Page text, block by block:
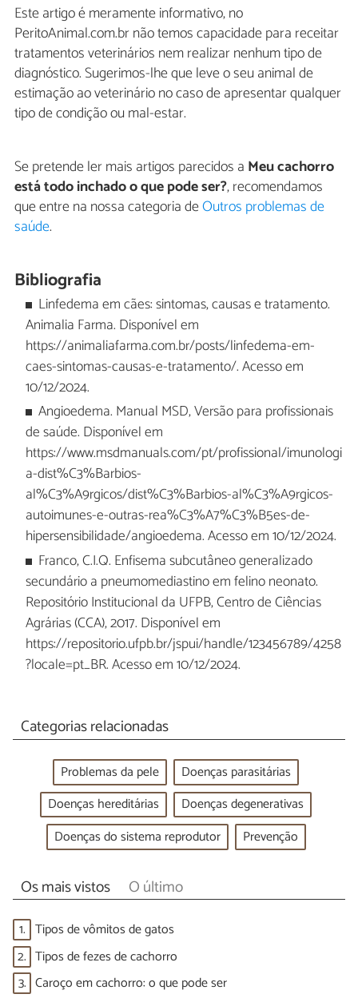
Este artigo é meramente informativo, no
PeritoAnimal.com.br não temos capacidade para receitar
tratamentos veterinários nem realizar nenhum tipo de
diagnóstico. Sugerimos-lhe que leve o seu animal de
estimação ao veterinário no caso de apresentar qualquer
tipo de condição ou mal-estar.
Se pretende ler mais artigos parecidos a Meu cachorro
está todo inchado o que pode ser?, recomendamos
que entre na nossa categoria deOutros problemas de
saúde.
Bibliografia
Linfedema em cães: sintomas, causas e tratamento.
Animalia Farma. Disponível em
https://animaliafarma.com.br/posts/linfedema-em-
caes-sintomas-causas-e-tratamento/. Acesso em
10/12/2024.
Angioedema. Manual MSD, Versão para profissionais
de saúde. Disponível em
https://www.msdmanuals.com/pt/profissional/imunologi
a-dist%C3%Barbios-
al%C3%A9rgicos/dist%C3%Barbios-al%C3%A9rgicos-
autoimunes-e-outras-rea%C3%A7%C3%B5es-de-
hipersensibilidade/angioedema. Acesso em 10/12/2024.
Franco, C.I.Q. Enfisema subcutâneo generalizado
secundário a pneumomediastino em felino neonato.
Repositório Institucional da UFPB, Centro de Ciências
Agrárias (CCA), 2017. Disponível em
https://repositorio.ufpb.br/jspui/handle/123456789/4258
?locale=pt_BR. Acesso em 10/12/2024.
Categorias relacionadas
Problemas da pele
Doenças parasitárias
Doenças hereditárias
Doenças degenerativas
Doenças do sistema reprodutor
Prevenção
Os mais vistos O último
1. Tipos de vômitos de gatos
2. Tipos de fezes de cachorro
3. Caroço em cachorro: o que pode ser